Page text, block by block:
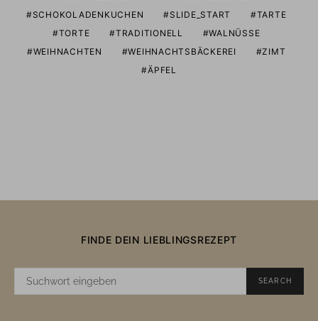
SCHOKOLADENKUCHEN
SLIDE_START
TARTE
TORTE
TRADITIONELL
WALNÜSSE
WEIHNACHTEN
WEIHNACHTSBÄCKEREI
ZIMT
ÄPFEL
FINDE DEIN LIEBLINGSREZEPT
SUCHE
SEARCH